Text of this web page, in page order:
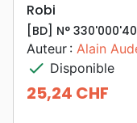
Robi
[BD] N°
Auteur : Alain
check Disponible
Prix
25,24 CHF